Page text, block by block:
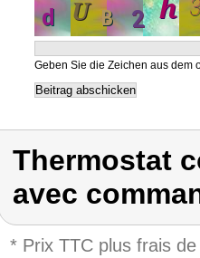
Geben Sie die Zeichen aus dem
Thermostat
avec
* Prix TTC plus frais